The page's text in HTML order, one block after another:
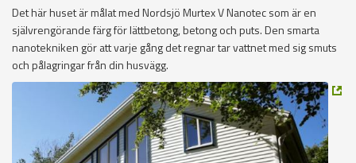
Det här huset är målat med Nordsjö Murtex V Nanotec som är en
självrengörande färg för lättbetong, betong och puts. Den smarta
nanotekniken gör att varje gång det regnar tar vattnet med sig smuts
och pålagringar från din husvägg.